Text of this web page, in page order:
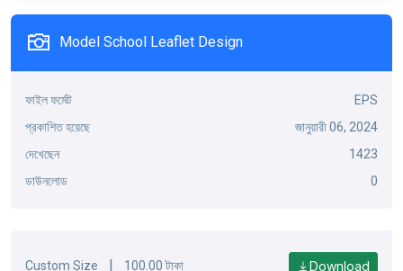
Model School Leaflet Design
ফাইল ফর্মেট
EPS
প্রকাশিত হয়েছে
জানুয়ারী 06, 2024
দেখেছেন
1423
ডাউনলোড
0
Custom Size | 100.00 টাকা Download